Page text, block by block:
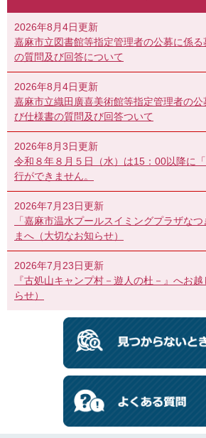
2026年8月4日更新
嘉麻市立図書館等指定管理者の公募に係
の質問及び回答について
2026年8月4日更新
嘉麻市立織田廣喜美術館等指定管理者の公
び仕様書の質問及び回答ついて
2026年8月3日更新
令和８年８月５日（水）は15：00以降に
行ができません。
2026年7月23日更新
「嘉麻市温水プールスイミングプラザな
まへ（大切なお知らせ）
2026年7月23日更新
『古処山キャンプ村－遊人の杜－』へお
らせ）